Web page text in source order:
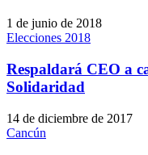
1 de junio de 2018
Elecciones 2018
Respaldará CEO a
Solidaridad
14 de diciembre de 2017
Cancún